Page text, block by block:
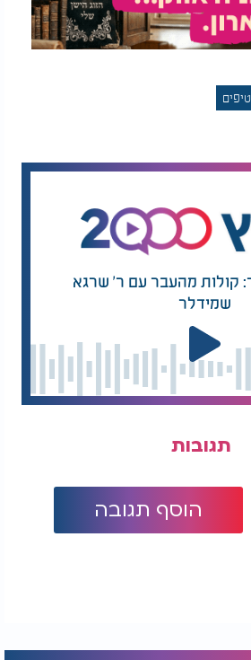
טעות אחת קטנה והברק
נעלם: המדריך לשיש
מבריק
בתערובת של חצי מים וחצי חומץ
מיקרופייבר לחה בלבד,
מכל הצדדים. לאחר מכן
באוויר עד שכל הלחות
רכים
אהובה למכונת הכביסה, חשוב
שעל התווית, במיוחד אם יש
חלקים עדינים. בובות עדינות או
חשמליים עדיף לרענן באמצעות
הבד מאפשר, ניתן להכניס את
שימוש במייבש.
אך דורשים גישה שונה משום
טיפים
קולות מהעבר עם ר' שרגא
שמידלר
תגובות
הוסף תגובה